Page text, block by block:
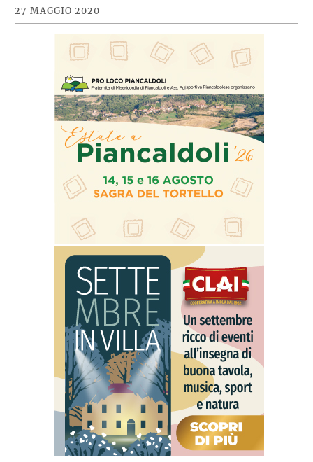
27 MAGGIO 2020